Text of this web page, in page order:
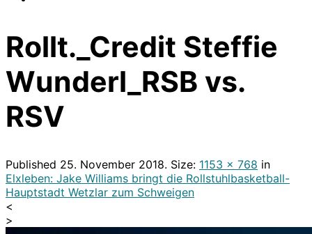
Rollt._Credit Steffie
Wunderl_RSB vs.
RSV
Published 25. November 2018. Size: 1153 × 768 in
Elxleben: Jake Williams bringt die Rollstuhlbasketball-
Hauptstadt Wetzlar zum Schweigen
<
>